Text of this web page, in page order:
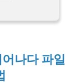
나다 파일